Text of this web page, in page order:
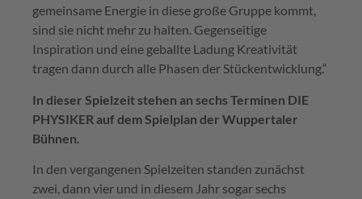
gemeinsame Energie in diese große Gruppe kommt,
sind sie nicht mehr zu halten. Gegenseitige
Inspiration und eine geballte Ladung Kreativität
tragen dann durch alle Phasen der Stückentwicklung.“
In dieser Spielzeit stehen an sechs Terminen DIE
PHYSIKER auf dem Spielplan der Wuppertaler
Bühnen.
In den vergangenen Spielzeiten standen zunächst
zwei, dann vier und in diesem Jahr sogar sechs